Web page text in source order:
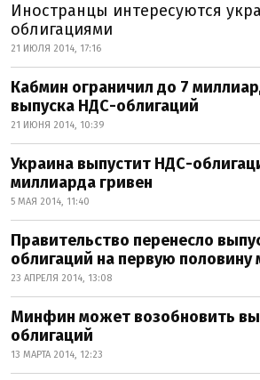
Иностранцы интересуются
облигациями
21 ИЮЛЯ 2014, 17:16
Кабмин ограничил до 7
выпуска НДС-облигаций
21 ИЮНЯ 2014, 10:39
Украина выпустит НДС-
миллиарда гривен
5 МАЯ 2014, 11:40
Правительство перенесло
облигаций на первую половину
23 АПРЕЛЯ 2014, 13:08
Минфин может возобновить
облигаций
13 МАРТА 2014, 12:23